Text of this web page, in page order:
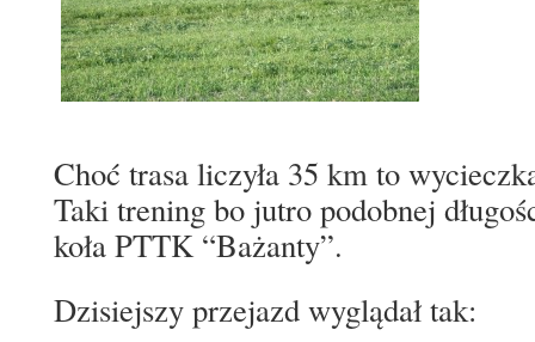
Choć trasa liczyła 35 km to
Taki trening bo jutro podobnej
koła PTTK “Bażanty”.
Dzisiejszy przejazd wyglądał tak: